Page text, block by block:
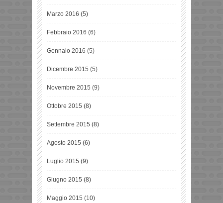
Marzo 2016 (5)
Febbraio 2016 (6)
Gennaio 2016 (5)
Dicembre 2015 (5)
Novembre 2015 (9)
Ottobre 2015 (8)
Settembre 2015 (8)
Agosto 2015 (6)
Luglio 2015 (9)
Giugno 2015 (8)
Maggio 2015 (10)